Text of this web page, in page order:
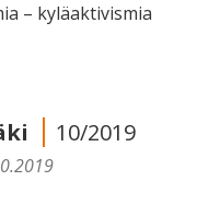
– kyläaktivismia
10/2019